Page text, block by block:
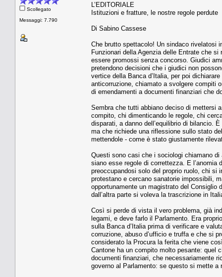
Scollegato
Messaggi: 7.790
L’EDITORIALE
Istituzioni e fratture, le nostre regole perdute
Di Sabino Cassese
Che brutto spettacolo! Un sindaco rivelatosi
Funzionari della Agenzia delle Entrate che
essere promossi senza concorso. Giudici
pretendono decisioni che i giudici non
vertice della Banca d’Italia, per poi
anticorruzione, chiamato a svolgere compiti
di emendamenti a documenti finanziari che
Sembra che tutti abbiano deciso di mettersi
compito, chi dimenticando le regole, chi
disparati, a danno dell’equilibrio di bilancio.
ma che richiede una riflessione sullo stato
mettendole - come è stato giustamente
Questi sono casi che i sociologi chiamano
siano esse regole di correttezza. E
preoccupandosi solo del proprio ruolo, chi si
protestano e cercano sanatorie impossibili,
opportunamente un magistrato del
dall’altra parte si voleva la trascrizione in
Così si perde di vista il vero problema, già
legami, e deve farlo il Parlamento. Era
sulla Banca d’Italia prima di verificare e
corruzione, abuso d’ufficio e truffa e che si
considerato la Procura la ferita che viene
Cantone ha un compito molto pesante: quel
documenti finanziari, che necessariamente
governo al Parlamento: se questo si mette a